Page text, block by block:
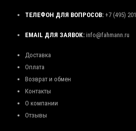
ТЕЛЕФОН ДЛЯ ВОПРОСОВ: +7 (495)
EMAIL ДЛЯ ЗАЯВОК: info@fahmann.ru
Доставка
Оплата
Возврат и обмен
Контакты
О компании
Отзывы